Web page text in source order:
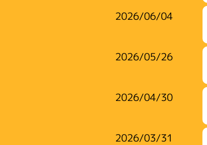
2026/06/04
2026/05/26
2026/04/30
2026/03/31